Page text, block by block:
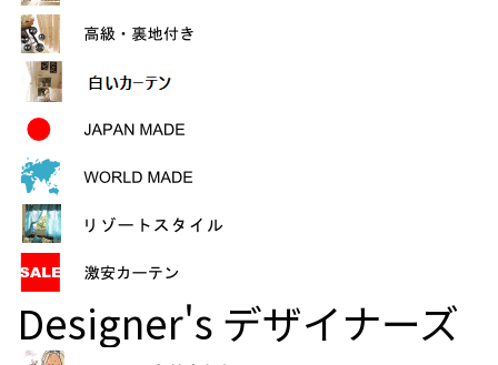
Designer's デザイナーズ